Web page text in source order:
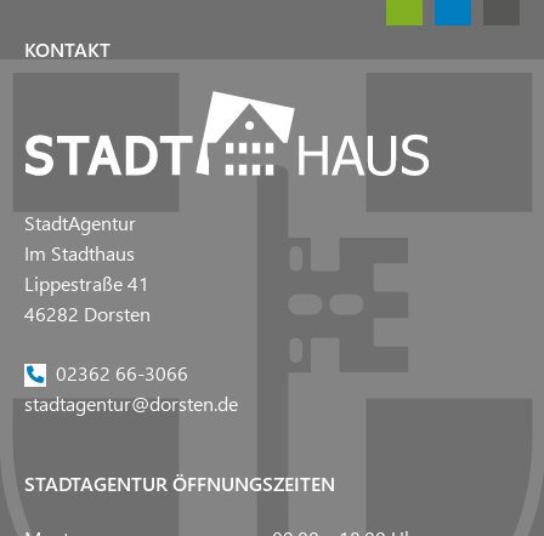
KONTAKT
StadtAgentur
Im Stadthaus
Lippestraße 41
46282 Dorsten
02362 66-3066
stadtagentur@dorsten.de
STADTAGENTUR ÖFFNUNGSZEITEN